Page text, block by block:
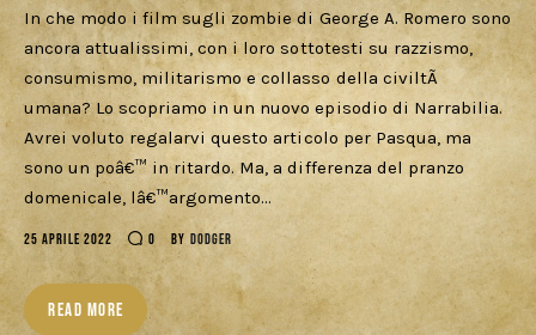
In che modo i film sugli zombie di George A. Romero sono
ancora attualissimi, con i loro sottotesti su razzismo,
consumismo, militarismo e collasso della civiltÃ
umana? Lo scopriamo in un nuovo episodio di Narrabilia.
Avrei voluto regalarvi questo articolo per Pasqua, ma
sono un poâ€™ in ritardo. Ma, a differenza del pranzo
domenicale, lâ€™argomento…
25 APRILE 2022 0 BY DODGER
READ MORE